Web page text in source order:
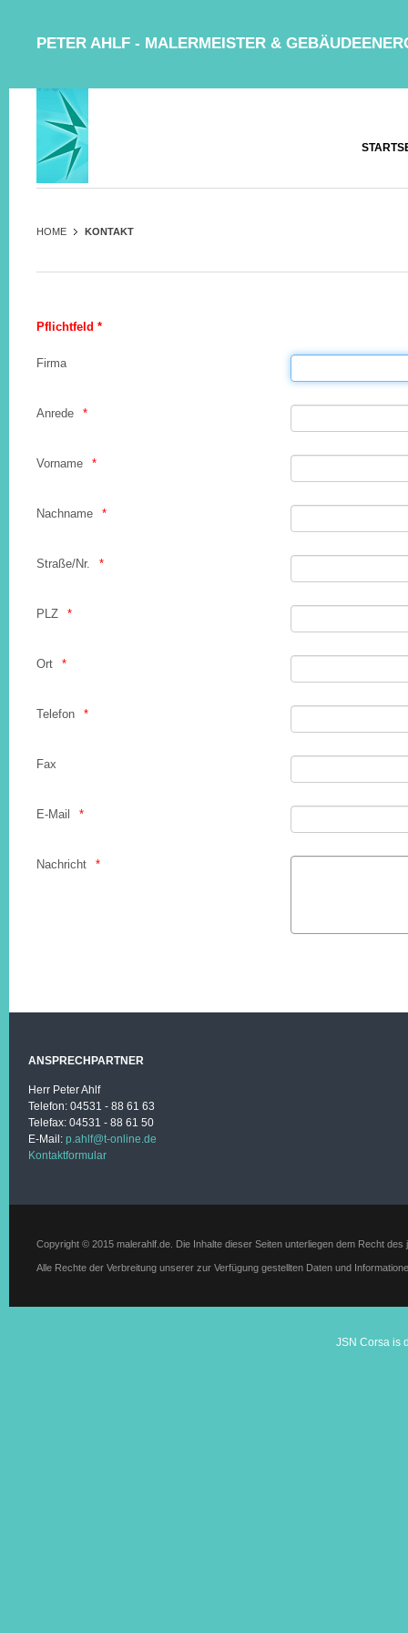
PETER AHLF - MALERMEISTER &
HOME KONTAKT
Pflichtfeld *
Firma
Anrede
Vorname
Nachname
Straße/Nr.
PLZ
Ort
Telefon
Fax
E-Mail
Nachricht
ANSPRECHPARTNER
Herr Peter Ahlf
Telefon: 04531 - 88 61 63
Telefax: 04531 - 88 61 50
E-Mail: p.ahlf@t-online.de
Kontaktformular
Copyright © 2015 malerahlf.de. Die Inhalte dieser Seiten unterliegen dem Recht
Alle Rechte der Verbreitung unserer zur Verfügung gestellten Daten und
JSN Corsa is